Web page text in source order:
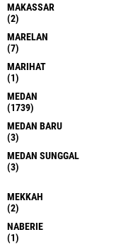
MAKASSAR
(2)
MARELAN
(7)
MARIHAT
(1)
MEDAN
(1739)
MEDAN BARU
(3)
MEDAN SUNGGAL
(3)
MEKKAH
(2)
NABERIE
(1)